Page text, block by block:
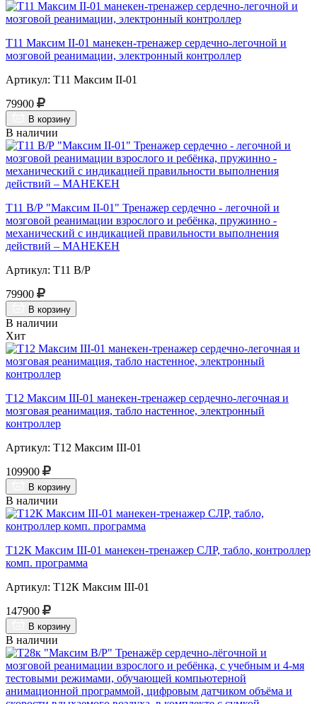
Т11 Максим II-01 манекен-тренажер сердечно-легочной и
мозговой реанимации, электронный контроллер
Артикул: Т11 Максим II-01
79900
В корзину
В наличии
Т11 В/Р "Максим II-01" Тренажер сердечно - легочной и
мозговой реанимации взрослого и ребёнка, пружинно -
механический с индикацией правильности выполнения
действий – МАНЕКЕН
Артикул: Т11 В/Р
79900
В корзину
В наличии
Хит
Т12 Максим III-01 манекен-тренажер сердечно-легочная и
мозговая реанимация, табло настенное, электронный
контроллер
Артикул: Т12 Максим III-01
109900
В корзину
В наличии
Т12К Максим III-01 манекен-тренажер СЛР, табло, контроллер
комп. программа
Артикул: Т12К Максим III-01
147900
В корзину
В наличии